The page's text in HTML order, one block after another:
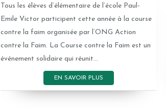
Tous les élèves d’élémentaire de l’école Paul-
Emile Victor participent cette année à la course
contre la faim organisée par l’ONG Action
contre la Faim. La Course contre la Faim est un
événement solidaire qui réunit...
EN SAVOIR PLUS